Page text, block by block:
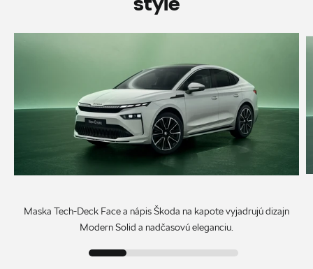
Maska Tech-Deck Face a nápis Škoda na kapote vyjadrujú dizajn
Modern Solid a nadčasovú eleganciu.